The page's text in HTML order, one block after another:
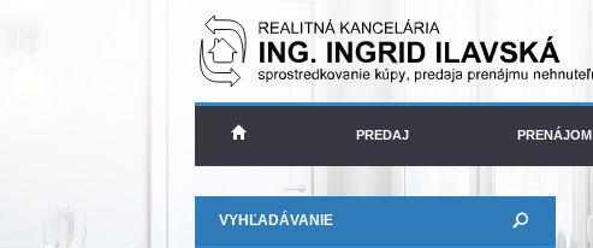
PREDAJ PRENÁJOM
VYHĽADÁVANIE